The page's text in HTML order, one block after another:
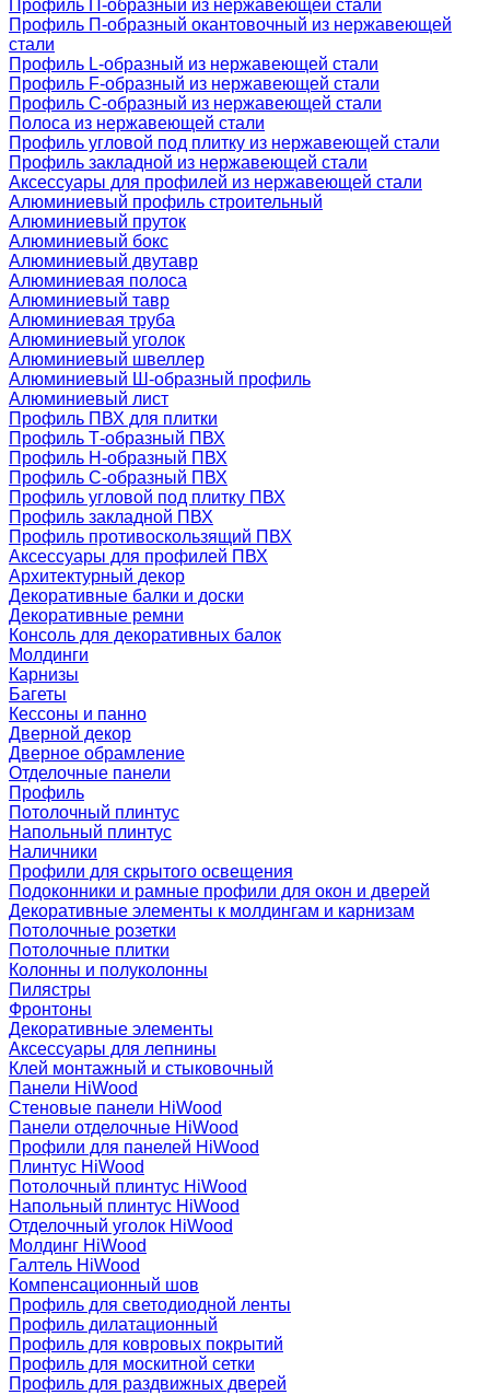
Профиль П-образный из нержавеющей стали
Профиль П-образный окантовочный из нержавеющей
стали
Профиль L-образный из нержавеющей стали
Профиль F-образный из нержавеющей стали
Профиль C-образный из нержавеющей стали
Полоса из нержавеющей стали
Профиль угловой под плитку из нержавеющей стали
Профиль закладной из нержавеющей стали
Аксессуары для профилей из нержавеющей стали
Алюминиевый профиль строительный
Алюминиевый пруток
Алюминиевый бокс
Алюминиевый двутавр
Алюминиевая полоса
Алюминиевый тавр
Алюминиевая труба
Алюминиевый уголок
Алюминиевый швеллер
Алюминиевый Ш-образный профиль
Алюминиевый лист
Профиль ПВХ для плитки
Профиль Т-образный ПВХ
Профиль H-образный ПВХ
Профиль C-образный ПВХ
Профиль угловой под плитку ПВХ
Профиль закладной ПВХ
Профиль противоскользящий ПВХ
Аксессуары для профилей ПВХ
Архитектурный декор
Декоративные балки и доски
Декоративные ремни
Консоль для декоративных балок
Молдинги
Карнизы
Багеты
Кессоны и панно
Дверной декор
Дверное обрамление
Отделочные панели
Профиль
Потолочный плинтус
Напольный плинтус
Наличники
Профили для скрытого освещения
Подоконники и рамные профили для окон и дверей
Декоративные элементы к молдингам и карнизам
Потолочные розетки
Потолочные плитки
Колонны и полуколонны
Пилястры
Фронтоны
Декоративные элементы
Аксессуары для лепнины
Клей монтажный и стыковочный
Панели HiWood
Стеновые панели HiWood
Панели отделочные HiWood
Профили для панелей HiWood
Плинтус HiWood
Потолочный плинтус HiWood
Напольный плинтус HiWood
Отделочный уголок HiWood
Молдинг HiWood
Галтель HiWood
Компенсационный шов
Профиль для светодиодной ленты
Профиль дилатационный
Профиль для ковровых покрытий
Профиль для москитной сетки
Профиль для раздвижных дверей